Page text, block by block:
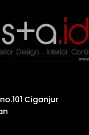
Ciganjur